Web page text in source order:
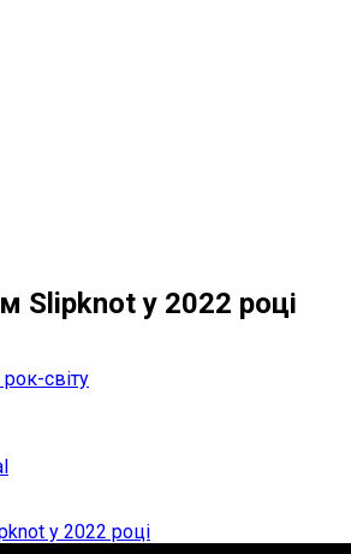
Slipknot у 2022 році
світу